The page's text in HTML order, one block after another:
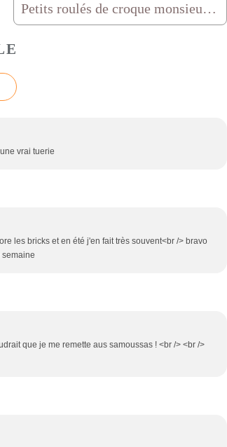
Petits roulés de croque monsieur jambon mozzarella
vrai tuerie
les bricks et en été j'en fait très souvent<br /> bravo
semaine
que je me remette aus samoussas ! <br /> <br />